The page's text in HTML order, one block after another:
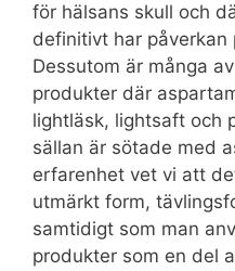
för hälsans skull och
definitivt har påverkan
Dessutom är många
produkter där
lightläsk, lightsaft och
sällan är sötade med
erfarenhet vet vi att
utmärkt form,
samtidigt som man
produkter som en del